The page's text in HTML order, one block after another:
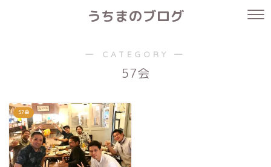
うちまのブログ
― CATEGORY ―
57会
57会